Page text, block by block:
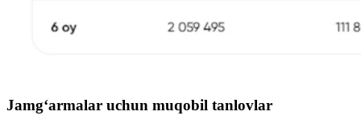
Jamg‘armalar uchun muqobil tanlovlar